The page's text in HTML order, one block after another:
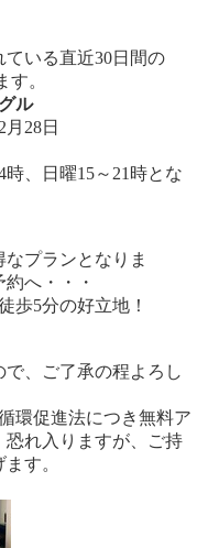
いる直近30日間の
す。
ル
月28日
、日曜15～21時とな
プランとなりま
へ・・・
歩5分の好立地！
、ご了承の程よろし
環促進法につき無料ア
恐れ入りますが、ご持
す。